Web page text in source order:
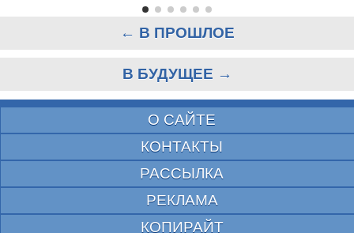
← В ПРОШЛОЕ
В БУДУЩЕЕ →
О САЙТЕ
КОНТАКТЫ
РАССЫЛКА
РЕКЛАМА
КОПИРАЙТ